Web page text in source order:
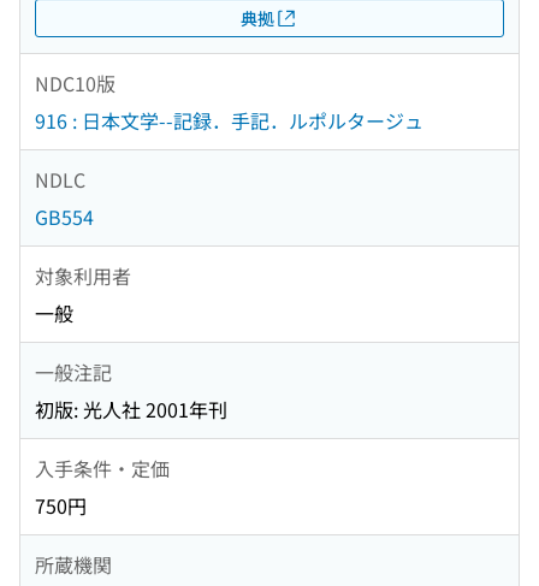
典拠
NDC10版
916 : 日本文学--記録．手記．ルポルタージュ
NDLC
GB554
対象利用者
一般
一般注記
初版: 光人社 2001年刊
入手条件・定価
750円
所蔵機関